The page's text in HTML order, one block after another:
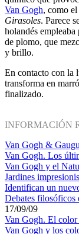
Van Gogh, como
Girasoles. Parece
holandés
de plomo, que
y brillo.
En contacto con la
transforma en
finalizado.
INFORMACIÓN
Van Gogh &
Van Gogh. Los
Van Gogh y el
Jardines
Identifican un
Debates filosóficos
17/09/09
Van Gogh. El color
Van Gogh y los